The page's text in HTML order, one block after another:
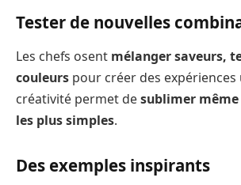
Tester de nouvelles
Les chefs osent mélanger saveurs,
couleurs pour créer des expériences
créativité permet desublimer
les plus simples.
Des exemples inspirants